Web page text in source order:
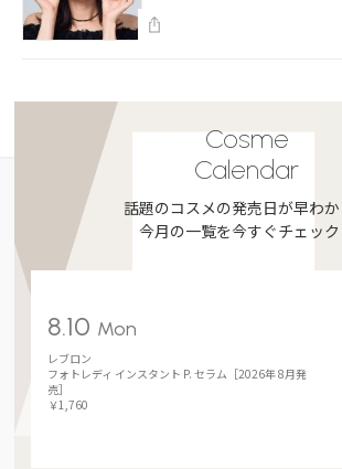
Cosme
Calendar
話題のコスメの発売日が早わか
今月の一覧を今すぐチェック
8.10 Mon
レブロン
フォトレディ インスタント P. セラム［2026年 8月発
売］
￥1,760